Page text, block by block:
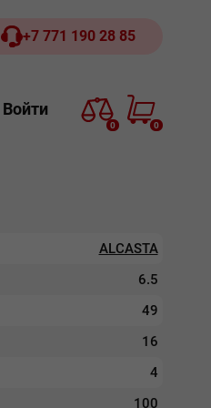
+7 771 190 28 85
Войти
0 0
ALCASTA
6.5
49
16
4
100